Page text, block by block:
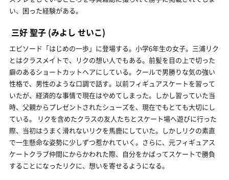
い、困った経験がある。
三好 聖子 (みよし せいこ)
エピソード「はじめの一歩」に登場する。小学6年生の女子。三浦リク
とはクラスメイトで、リクの想い人でもある。前髪を目の上で切った
癖のあるショートカットヘアにしている。クールで男勝りな気の強い
性格で、男性のような口調で話す。以前フィギュアスケートを習って
いたが、経済的な事情で現在はやめてしまった。しかし習っていた当
時、父親からプレゼントされたシューズを、現在でもとても大切にし
ている。 リクを含めたクラスの友人たちとスケート場へ遊びに行った
際、当初はうまく滑れないリクを馬鹿にしていた。しかしリクの素直
で一生懸命な姿勢に少しずつ惹かれていく。さらに、元フィギュアス
ケートクラブ仲間にからかわれた際、自分をかばってスケートで勝負
することになったリクに、想いを寄せるようになる。